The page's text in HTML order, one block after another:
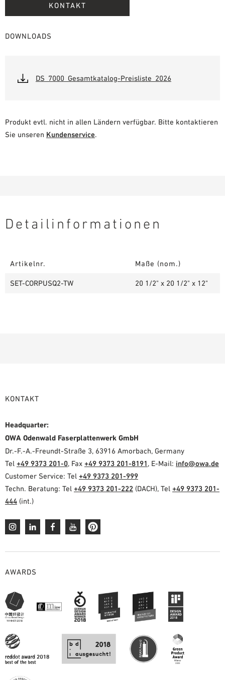
KONTAKT
DOWNLOADS
DS_7000_Gesamtkatalog-Preisliste_2026
Produkt evtl. nicht in allen Ländern verfügbar. Bitte kontaktieren
Sie unseren Kundenservice.
Detailinformationen
Artikelnr. Maße (nom.)
SET-CORPUSQ2-TW 20 1/2" x 20 1/2" x 12"
KONTAKT
Headquarter:
OWA Odenwald Faserplattenwerk GmbH
Dr.-F.-A.-Freundt-Straße 3, 63916 Amorbach, Germany
Tel +49 9373 201-0, Fax +49 9373 201-8191, E-Mail: info@owa.de
Customer Service: Tel +49 9373 201-999
Techn. Beratung: Tel +49 9373 201-222 (DACH), Tel +49 9373 201-
444 (int.)
AWARDS